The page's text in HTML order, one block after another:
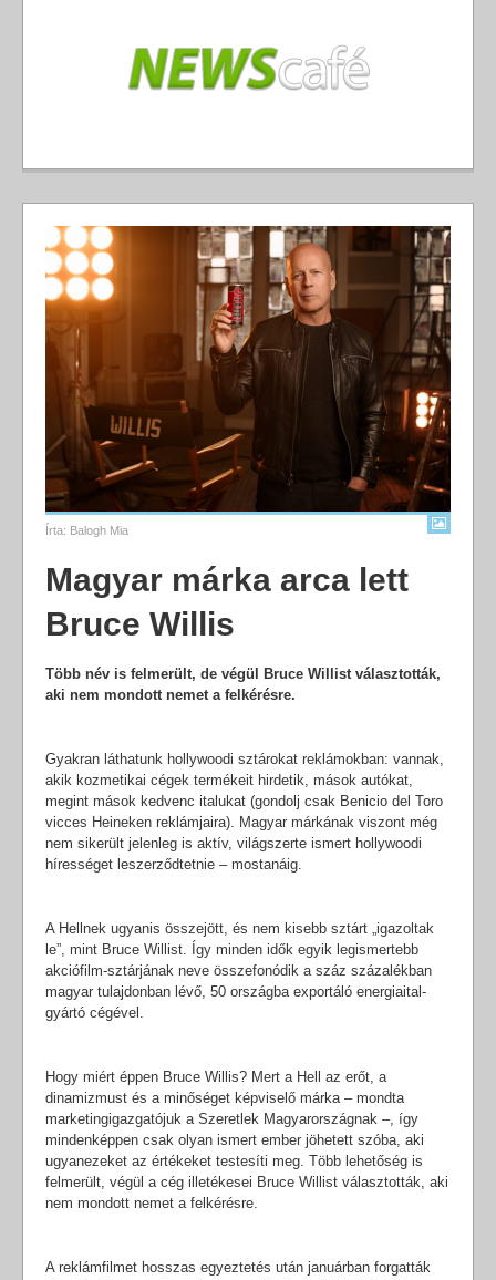
Írta: Balogh Mia
Magyar márka arca lett
Bruce Willis
Több név is felmerült, de végül Bruce Willist választották,
aki nem mondott nemet a felkérésre.
Gyakran láthatunk hollywoodi sztárokat reklámokban: vannak,
akik kozmetikai cégek termékeit hirdetik, mások autókat,
megint mások kedvenc italukat (gondolj csak Benicio del Toro
vicces Heineken reklámjaira). Magyar márkának viszont még
nem sikerült jelenleg is aktív, világszerte ismert hollywoodi
hírességet leszerződtetnie – mostanáig.
A Hellnek ugyanis összejött, és nem kisebb sztárt „igazoltak
le”, mint Bruce Willist. Így minden idők egyik legismertebb
akciófilm-sztárjának neve összefonódik a száz százalékban
magyar tulajdonban lévő, 50 országba exportáló energiaital-
gyártó cégével.
Hogy miért éppen Bruce Willis? Mert a Hell az erőt, a
dinamizmust és a minőséget képviselő márka – mondta
marketingigazgatójuk a Szeretlek Magyarországnak –, így
mindenképpen csak olyan ismert ember jöhetett szóba, aki
ugyanezeket az értékeket testesíti meg. Több lehetőség is
felmerült, végül a cég illetékesei Bruce Willist választották, aki
nem mondott nemet a felkérésre.
A reklámfilmet hosszas egyeztetés után januárban forgatták